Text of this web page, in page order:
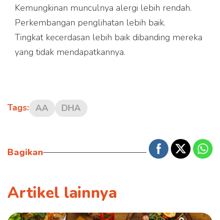
Kemungkinan munculnya alergi lebih rendah.
Perkembangan penglihatan lebih baik.
Tingkat kecerdasan lebih baik dibanding mereka
yang tidak mendapatkannya.
Tags: AA DHA
Bagikan
Artikel lainnya